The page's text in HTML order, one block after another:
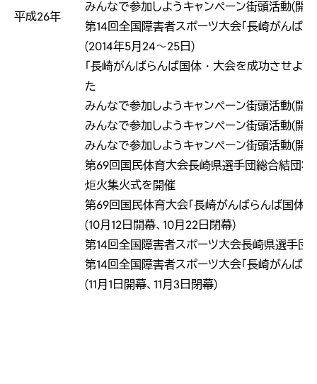
平成26年
みんなで参加しようキャンペーン街頭活動(開
第14回全国障害者スポーツ大会「長崎がんば
(2014年5月24～25日)
「長崎がんばらんば国体・大会を成功させよ
た
みんなで参加しようキャンペーン街頭活動(開
みんなで参加しようキャンペーン街頭活動(開
みんなで参加しようキャンペーン街頭活動(開
第69回国民体育大会長崎県選手団総合結団壮
炬火集火式を開催
第69回国民体育大会「長崎がんばらんば国体」
(10月12日開幕、10月22日閉幕)
第14回全国障害者スポーツ大会長崎県選手団
第14回全国障害者スポーツ大会「長崎がんばら
(11月1日開幕、11月3日閉幕)